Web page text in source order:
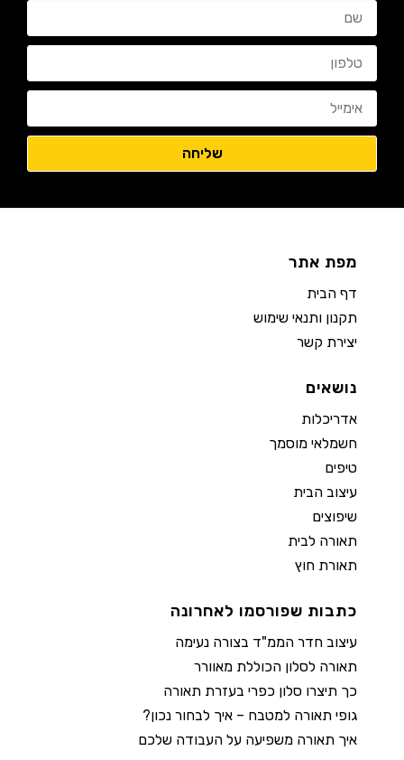
מפת אתר
דף הבית
תקנון ותנאי שימוש
יצירת קשר
נושאים
אדריכלות
חשמלאי מוסמך
טיפים
עיצוב הבית
שיפוצים
תאורה לבית
תאורת חוץ
כתבות שפורסמו לאחרונה
עיצוב חדר הממ"ד בצורה נעימה
תאורה לסלון הכוללת מאוורר
כך תיצרו סלון כפרי בעזרת תאורה
גופי תאורה למטבח – איך לבחור נכון?
איך תאורה משפיעה על העבודה שלכם